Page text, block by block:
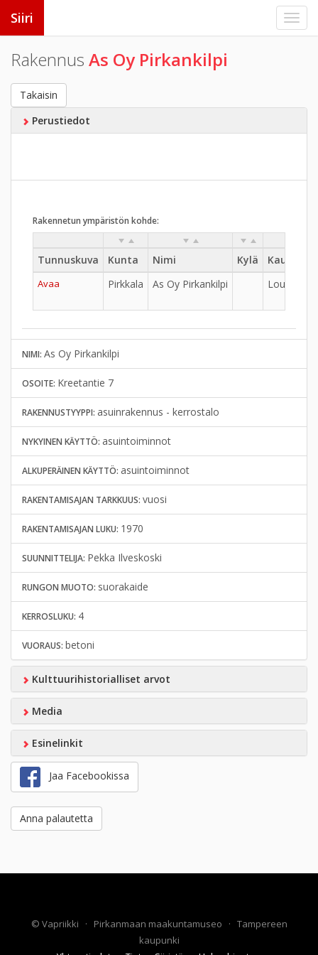
Siiri
Rakennus As Oy Pirkankilpi
Takaisin
Perustiedot
Rakennetun ympäristön kohde:
Tunnuskuva Kunta Nimi Kylä
Avaa Pirkkala As Oy Pirkankilpi
NIMI: As Oy Pirkankilpi
OSOITE: Kreetantie 7
RAKENNUSTYYPPI: asuinrakennus - kerrostalo
NYKYINEN KÄYTTÖ: asuintoiminnot
ALKUPERÄINEN KÄYTTÖ: asuintoiminnot
RAKENTAMISAJAN TARKKUUS: vuosi
RAKENTAMISAJAN LUKU: 1970
SUUNNITTELIJA: Pekka Ilveskoski
RUNGON MUOTO: suorakaide
KERROSLUKU: 4
VUORAUS: betoni
Kulttuurihistorialliset arvot
Media
Esinelinkit
Jaa Facebookissa
Anna palautetta
© Vapriikki · Pirkanmaan maakuntamuseo · Tampereen
kaupunki